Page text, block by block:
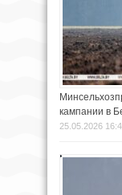
кампании в
25.05.2026